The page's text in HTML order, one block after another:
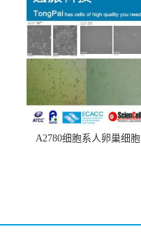
A2780细胞系人卵巢细胞